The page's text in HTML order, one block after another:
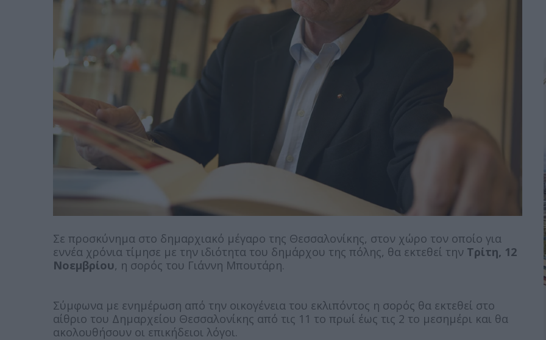
Σε προσκύνημα στο δημαρχιακό μέγαρο της Θεσσαλονίκης, στον χώρο τον οποίο για
εννέα χρόνια τίμησε με την ιδιότητα του δημάρχου της πόλης, θα εκτεθεί την Τρίτη, 12
Νοεμβρίου, η σορός του Γιάννη Μπουτάρη.
Σύμφωνα με ενημέρωση από την οικογένεια του εκλιπόντος η σορός θα εκτεθεί στο
αίθριο του Δημαρχείου Θεσσαλονίκης από τις 11 το πρωί έως τις 2 το μεσημέρι και θα
ακολουθήσουν οι επικήδειοι λόγοι.